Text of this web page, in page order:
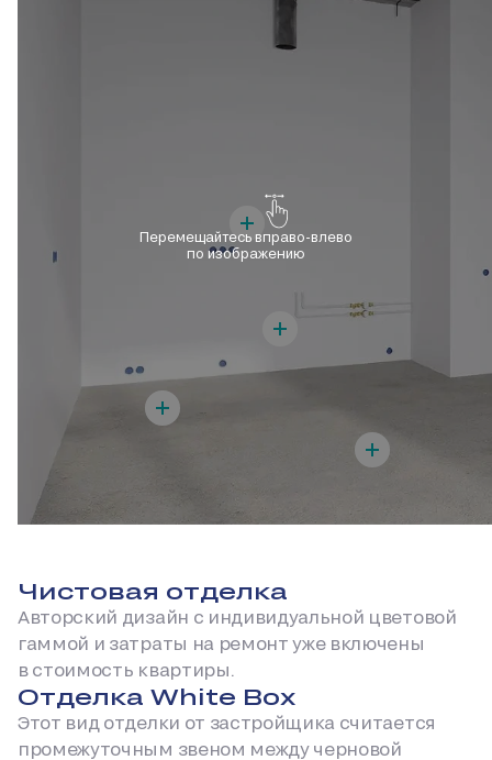
Перемещайтесь вправо-влево
по изображению
Чистовая отделка
Авторский дизайн с индивидуальной цветовой
гаммой и затраты на ремонт уже включены
в стоимость квартиры.
Отделка White Box
Этот вид отделки от застройщика считается
промежуточным звеном между черновой